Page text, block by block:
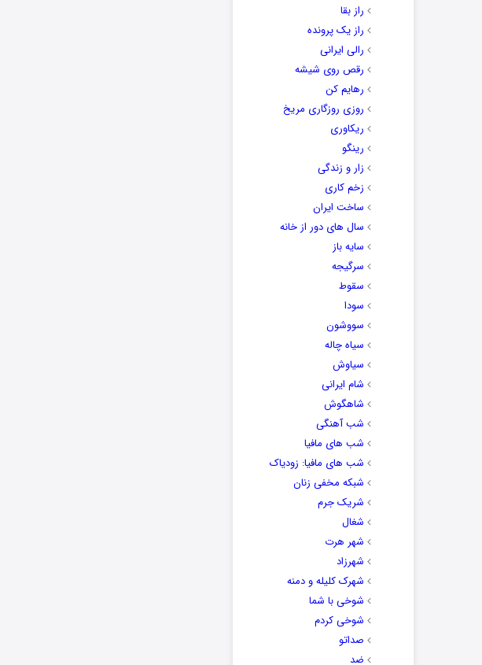
راز بقا
راز یک پرونده
رالی ایرانی
رقص روی شیشه
رهایم کن
روزی روزگاری مریخ
ریکاوری
رینگو
زار و زندگی
زخم کاری
ساخت ایران
سال های دور از خانه
سایه باز
سرگیجه
سقوط
سودا
سووشون
سیاه چاله
سیاوش
شام ایرانی
شاهگوش
شب آهنگی
شب های مافیا
شب های مافیا: زودیاک
شبکه مخفی زنان
شریک جرم
شغال
شهر هرت
شهرزاد
شهرک کلیله و دمنه
شوخی با شما
شوخی کردم
صداتو
ضد